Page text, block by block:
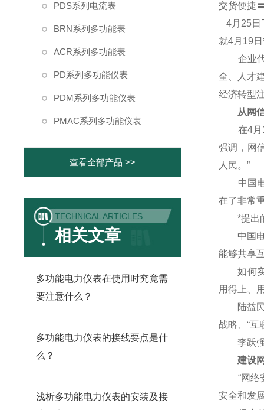
PDS系列电流表
BRN系列多功能表
ACR系列多功能表
PD系列多功能仪表
PDM系列多功能仪表
PMAC系列多功能仪表
查看全部产品 >>
TECHNICAL ARTICLES
相关文章
多功能电力仪表在使用时究竟需
要注意什么？
多功能电力仪表的接线要点是什
么？
浅析多功能电力仪表的安装及接
交货便捷
4月25日
就4月19
企业代
全、人才
经济转型
从网信
在4月19
强调，网
人民。”
中国电
在了非常
*提出的
中国电
能够共享
如何实
用得上、
陆益民
战略、“互
李跃强
建设网
“网络安
安全和发